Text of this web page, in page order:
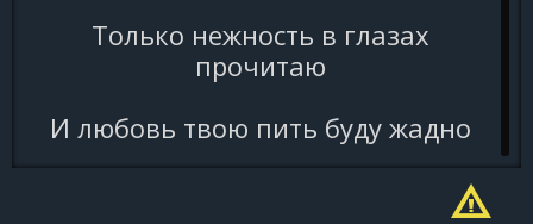
Только нежность в глазах
прочитаю
И любовь твою пить буду жадно
И любовь твою пить буду жадно